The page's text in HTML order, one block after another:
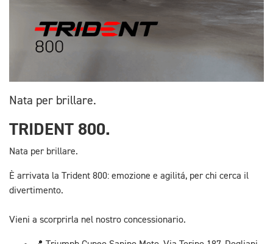
Nata per brillare.
TRIDENT 800.
Nata per brillare.
È arrivata la Trident 800: emozione e agilitá, per chi cerca il
divertimento.
Vieni a scorprirla nel nostro concessionario.